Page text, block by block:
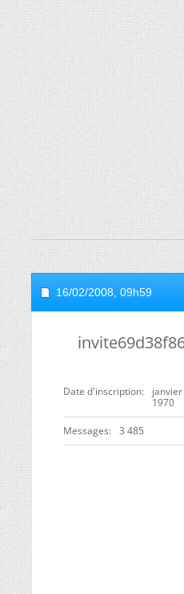
16/02/2008, 09h59
Date d'inscription
janvier
1970
Messages 3 485